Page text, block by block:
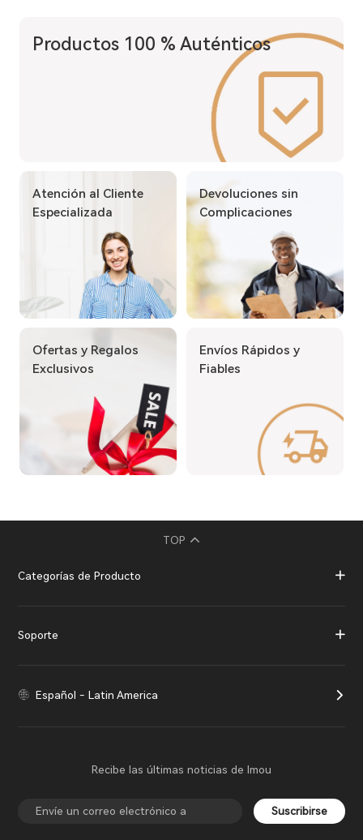
Productos 100 % Auténticos
Atención al Cliente
Especializada
Devoluciones sin
Complicaciones
Ofertas y Regalos
Exclusivos
Envíos Rápidos y
Fiables
TOP
Categorías de Producto
Soporte
Español - Latin America
Recibe las últimas noticias de Imou
Suscribirse